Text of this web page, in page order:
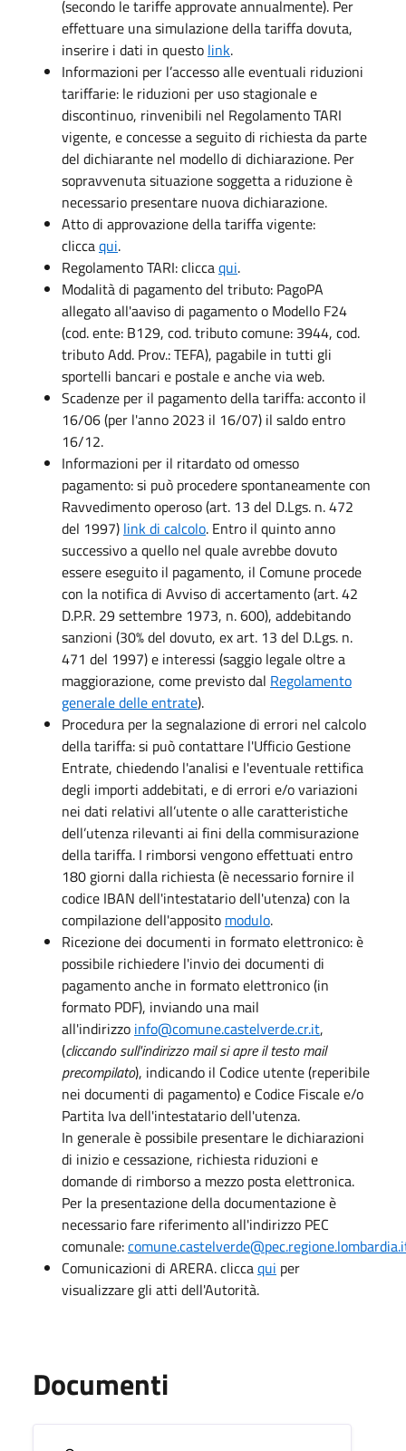
(secondo le tariffe approvate annualmente). Per
effettuare una simulazione della tariffa dovuta,
inserire i dati in questo link.
Informazioni per l’accesso alle eventuali riduzioni
tariffarie: le riduzioni per uso stagionale e
discontinuo, rinvenibili nel Regolamento TARI
vigente, e concesse a seguito di richiesta da parte
del dichiarante nel modello di dichiarazione. Per
sopravvenuta situazione soggetta a riduzione è
necessario presentare nuova dichiarazione.
Atto di approvazione della tariffa vigente:
cliccaqui.
Regolamento TARI: cliccaqui.
Modalità di pagamento del tributo: PagoPA
allegato all'aaviso di pagamento o Modello F24
(cod. ente: B129, cod. tributo comune: 3944, cod.
tributo Add. Prov.: TEFA), pagabile in tutti gli
sportelli bancari e postale e anche via web.
Scadenze per il pagamento della tariffa: acconto il
16/06 (per l'anno 2023 il 16/07) il saldo entro
16/12.
Informazioni per il ritardato od omesso
pagamento: si può procedere spontaneamente con
Ravvedimento operoso (art. 13 del D.Lgs. n. 472
del 1997) link di calcolo. Entro il quinto anno
successivo a quello nel quale avrebbe dovuto
essere eseguito il pagamento, il Comune procede
con la notifica di Avviso di accertamento (art. 42
D.P.R. 29 settembre 1973, n. 600), addebitando
sanzioni (30% del dovuto, ex art. 13 del D.Lgs. n.
471 del 1997) e interessi (saggio legale oltre a
maggiorazione, come previsto dal Regolamento
generale delle entrate).
Procedura per la segnalazione di errori nel calcolo
della tariffa: si può contattare l'Ufficio Gestione
Entrate, chiedendo l'analisi e l'eventuale rettifica
degli importi addebitati, e di errori e/o variazioni
nei dati relativi all’utente o alle caratteristiche
dell’utenza rilevanti ai fini della commisurazione
della tariffa. I rimborsi vengono effettuati entro
180 giorni dalla richiesta (è necessario fornire il
codice IBAN dell'intestatario dell'utenza) con la
compilazione dell'apposito modulo.
Ricezione dei documenti in formato elettronico: è
possibile richiedere l'invio dei documenti di
pagamento anche in formato elettronico (in
formato PDF), inviando una mail
all'indirizzo info@comune.castelverde.cr.it,
(cliccando sull'indirizzo mail si apre il testo mail
precompilato), indicando il Codice utente (reperibile
nei documenti di pagamento) e Codice Fiscale e/o
Partita Iva dell'intestatario dell'utenza.
In generale è possibile presentare le dichiarazioni
di inizio e cessazione, richiesta riduzioni e
domande di rimborso a mezzo posta elettronica.
Per la presentazione della documentazione è
necessario fare riferimento all'indirizzo PEC
comunale:
Comunicazioni di ARERA. cliccaqui per
visualizzare gli atti dell'Autorità.
Documenti